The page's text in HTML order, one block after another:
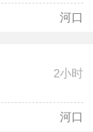
河口
2小时
河口